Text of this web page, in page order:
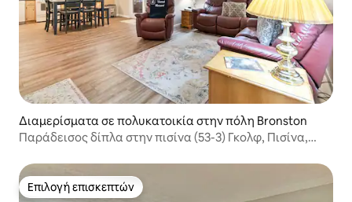
Διαμερίσματα σε πολυκατοικία στην πόλη Bronston
Παράδεισος δίπλα στην πισίνα (53-3) Γκολφ, Πισίνα,
Επιλογή επισκεπτών
Επιλογή επισκεπτών